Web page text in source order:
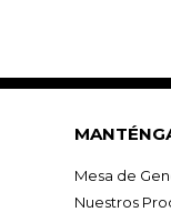
Mesa de
Nuestros